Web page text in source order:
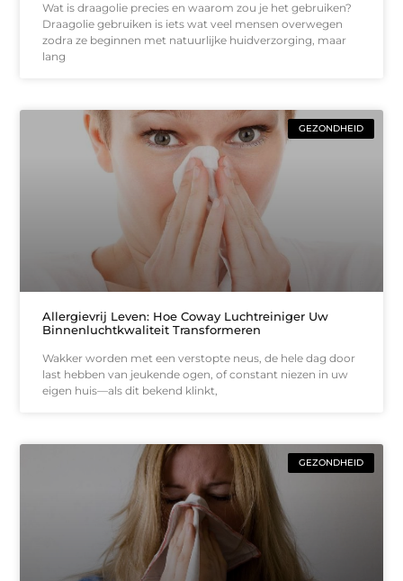
Wat is draagolie precies en waarom zou je het gebruiken?
Draagolie gebruiken is iets wat veel mensen overwegen
zodra ze beginnen met natuurlijke huidverzorging, maar
lang
GEZONDHEID
Allergievrij Leven: Hoe Coway Luchtreiniger Uw
Binnenluchtkwaliteit Transformeren
Wakker worden met een verstopte neus, de hele dag door
last hebben van jeukende ogen, of constant niezen in uw
eigen huis—als dit bekend klinkt,
GEZONDHEID